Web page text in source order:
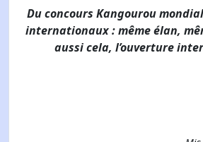
Du concours Kangourou
internationaux : même élan,
aussi cela, l’ouverture